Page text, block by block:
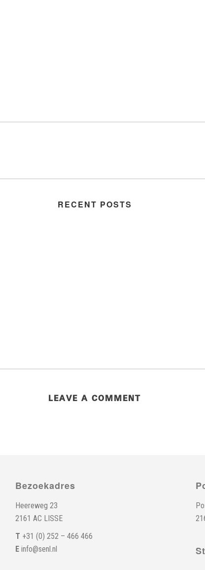
RECENT POSTS
LEAVE A COMMENT
Bezoekadres
Heereweg 23
2161 AC LISSE
T +31 (0) 252 – 466 466
Einfo@senl.nl